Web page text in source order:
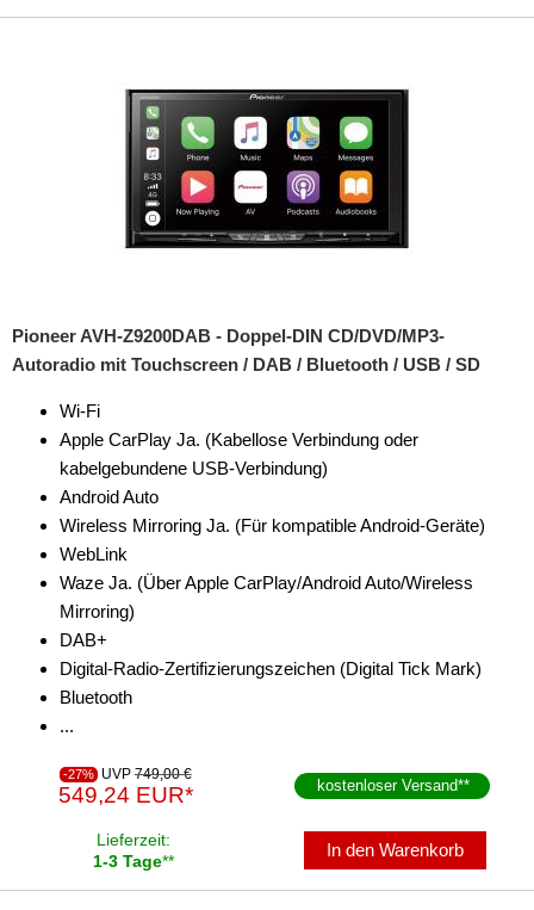
Pioneer AVH-Z9200DAB - Doppel-DIN CD/DVD/MP3-
Autoradio mit Touchscreen / DAB / Bluetooth / USB / SD
Wi-Fi
Apple CarPlay Ja. (Kabellose Verbindung oder
kabelgebundene USB-Verbindung)
Android Auto
Wireless Mirroring Ja. (Für kompatible Android-Geräte)
WebLink
Waze Ja. (Über Apple CarPlay/Android Auto/Wireless
Mirroring)
DAB+
Digital-Radio-Zertifizierungszeichen (Digital Tick Mark)
Bluetooth
...
-27% UVP 749,00 €
549,24 EUR* kostenloser Versand**
Lieferzeit:
1-3 Tage**
In den Warenkorb